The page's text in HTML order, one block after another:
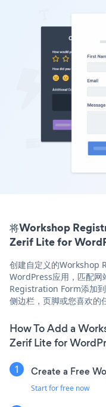
将Workshop
Zerif Lite for
创建自定义的
WordPress应用，匹配
Registration Form添加
侧边栏，页脚或您喜欢的
How To Add a
Zerif Lite for
Create a Free
Start for free now